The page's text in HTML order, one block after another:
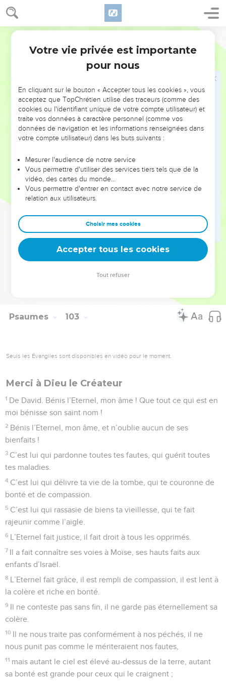
Psaumes 102
19 Que cela soit écrit pour la génération future, et que le
peuple ainsi créé célèbre l’Eternel,
20
ciel, l’Eternel observe la terre
pour écouter les gémissements des prisonniers, pour
Alors on proclamera dans Sion le nom de l’Eternel, et ses
louanges dans Jérusalem,
quand tous les peuples et tous les royaumes se
rassembleront pour servir l’Eternel.
Je dis : « Mon Dieu, ne m’enlève pas au milieu de ma vie,
toi dont l’existence traverse les générations ! »
*Autrefois tu as fondé la terre, et le ciel est l’œuvre de tes
mains.
Eux, ils disparaîtront, tandis que toi, tu restes là. Ils
vieilliront tous comme un vêtement ; tu les remplaceras
comme un habit, et ils céderont la place,
mais toi, tu es toujours le même et ton existence n’aura
Psaumes 103
Seuls les Évangiles sont disponibles en vidéo pour le moment.
Merci à Dieu le Créateur
1 De David. Bénis l’Eternel, mon âme ! Que tout ce qui est en
moi bénisse son saint nom !
2 Bénis l’Eternel, mon âme, et n’oublie aucun de ses
bienfaits !
3 C’est lui qui pardonne toutes tes fautes, qui guérit toutes
tes maladies.
4 C’est lui qui délivre ta vie de la tombe, qui te couronne de
bonté et de compassion.
5 C’est lui qui rassasie de biens ta vieillesse, qui te fait
rajeunir comme l’aigle.
6 L’Eternel fait justice, il fait droit à tous les opprimés.
7 Il a fait connaître ses voies à Moïse, ses hauts faits aux
enfants d’Israël.
8 L’Eternel fait grâce, il est rempli de compassion, il est lent à
la colère et riche en bonté.
9 Il ne conteste pas sans fin, il ne garde pas éternellement sa
colère.
10 Il ne nous traite pas conformément à nos péchés, il ne
nous punit pas comme le mériteraient nos fautes,
11 mais autant le ciel est élevé au-dessus de la terre, autant
sa bonté est grande pour ceux qui le craignent ;
Votre vie privée est importante
pour nous
En cliquant sur le bouton « Accepter tous les cookies », vous
acceptez que TopChrétien utilise des traceurs (comme des
cookies ou l'identifiant unique de votre compte utilisateur) et
traite vos données à caractère personnel (comme vos
données de navigation et les informations renseignées dans
votre compte utilisateur) dans les buts suivants :
Mesurer l'audience de notre service
Vous permettre d'utiliser des services tiers tels que de la
vidéo, des cartes du monde…
Vous permettre d'entrer en contact avec notre service de
relation aux utilisateurs.
Choisir mes cookies
Accepter tous les cookies
Tout refuser